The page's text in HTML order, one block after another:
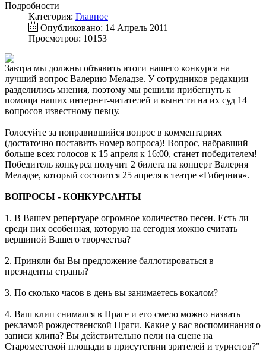
Подробности
Категория: Главное
Опубликовано: 14 Апрель 2011
Просмотров: 10153
Завтра мы должны объявить итоги нашего конкурса на
лучший вопрос Валерию Меладзе. У cотрудников редакции
разделились мнения, поэтому мы решили прибегнуть к
помощи наших интернет-читателей и вынести на их суд 14
вопросов известному певцу.
Голосуйте за понравившийся вопрос в комментариях
(достаточно поставить номер вопроса)! Вопрос, набравший
больше всех голосов к 15 апреля к 16:00, станет победителем!
Победитель конкурса получит 2 билета на концерт Валерия
Меладзе, который состоится 25 апреля в театре «Гиберния».
ВОПРОСЫ - КОНКУРСАНТЫ
1. В Вашем репертуаре огромное количество песен. Есть ли
среди них особенная, которую на сегодня можно считать
вершиной Вашего творчества?
2. Приняли бы Вы предложение баллотироваться в
президенты страны?
3. По сколько часов в день вы занимаетесь вокалом?
4. Ваш клип снимался в Праге и его смело можно назвать
рекламой рождественской Праги. Какие у вас воспоминания о
записи клипа? Вы действительно пели на сцене на
Староместской площади в присутствии зрителей и туристов?"